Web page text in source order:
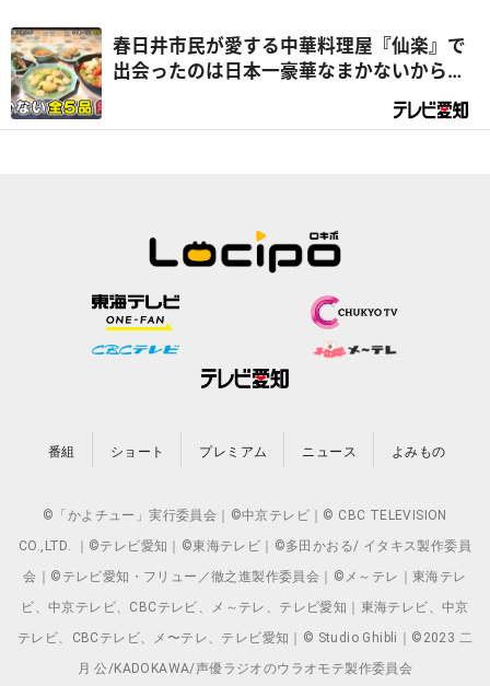
春日井市民が愛する中華料理屋『仙楽』で
出会ったのは日本一豪華なまかないから生
まれたソウル中華！？『デラメチャ気にな
番組 ショート プレミアム ニュース よみもの
©「かよチュー」実行委員会｜©中京テレビ｜© CBC TELEVISION
CO.,LTD. ｜©テレビ愛知｜©東海テレビ｜©多田かおる/ イタキス製作委員
会｜©テレビ愛知・フリュー／徹之進製作委員会｜©メ～テレ｜東海テレ
ビ、中京テレビ、CBCテレビ、メ～テレ、テレビ愛知｜東海テレビ、中京
テレビ、CBCテレビ、メ〜テレ、テレビ愛知｜© Studio Ghibli｜©2023 二
月 公/KADOKAWA/声優ラジオのウラオモテ製作委員会